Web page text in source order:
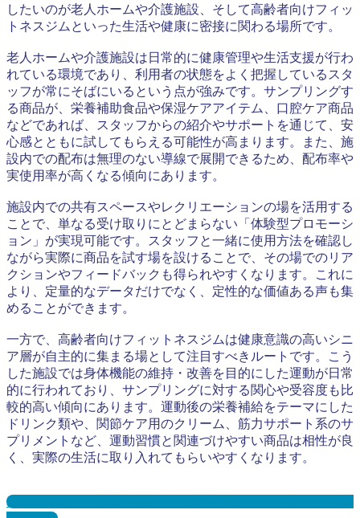
したいのが老人ホームや介護施設、そして高齢者向けフィッ
トネスジムといった生活や健康に密接に関わる場所です。
老人ホームや介護施設は日常的に健康管理や生活支援が行わ
れている環境であり、利用者の状態をよく把握しているスタ
ッフが常にそばにいるという点が強みです。サンプリングす
る商品が、栄養補助食品や保湿ケアアイテム、口腔ケア商品
などであれば、スタッフからの紹介やサポートを通じて、安
心感とともに試してもらえる可能性が高まります。また、施
設内での配布は無理のない導線で展開できるため、配布率や
実使用率が高くなる傾向にあります。
施設内での共有スペースやレクリエーションの場を活用する
ことで、単なる受け取りにとどまらない「体験型プロモーシ
ョン」が実現可能です。スタッフと一緒に使用方法を確認し
ながら実際に商品を試す場を設けることで、その場でのリア
クションやフィードバックも得られやすくなります。これに
より、定量的なデータだけでなく、定性的な価値ある声も集
めることができます。
一方で、高齢者向けフィットネスジムは健康意識の高いシニ
ア層が自主的に集まる場として注目すべきルートです。こう
した施設では身体機能の維持・改善を目的にした運動が日常
的に行われており、サンプリングに対する関心や受容度も比
較的高い傾向にあります。運動後の栄養補給をテーマにした
ドリンク類や、関節ケア用のクリーム、筋力サポート系のサ
プリメントなど、運動習慣と関連づけやすい商品は相性が良
く、実際の生活に取り入れてもらいやすくなります。
老人ホーム・介護施設サンプリングとは？メリット３選と事